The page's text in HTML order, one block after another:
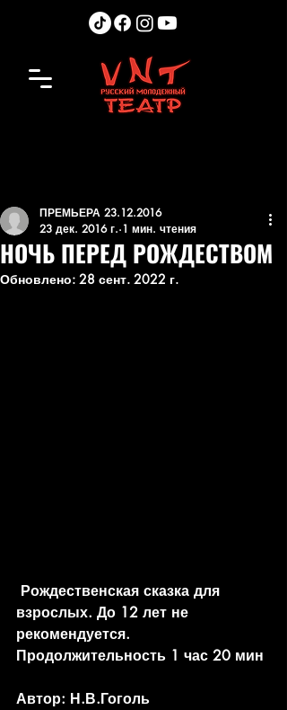
НОЧЬ ПЕРЕД РОЖДЕСТВОМ
ПРЕМЬЕРА 23.12.2016
23 дек. 2016 г. 1 мин. чтения
Обновлено: 28 сент. 2022 г.
взрослых. До 12 лет не
рекомендуется.
Продолжительность 1 час 20 мин
Автор: Н.В.Гоголь